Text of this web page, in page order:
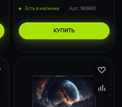
Есть в наличии Арт.: 988610
КУПИТЬ